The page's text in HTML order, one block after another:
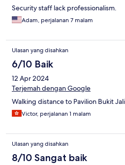
Security staff lack professionalism.
Adam, perjalanan 7 malam
Ulasan yang disahkan
6/10 Baik
12 Apr 2024
Terjemah dengan Google
Walking distance to Pavilion Bukit
Victor, perjalanan 1 malam
Ulasan yang disahkan
8/10 Sangat baik